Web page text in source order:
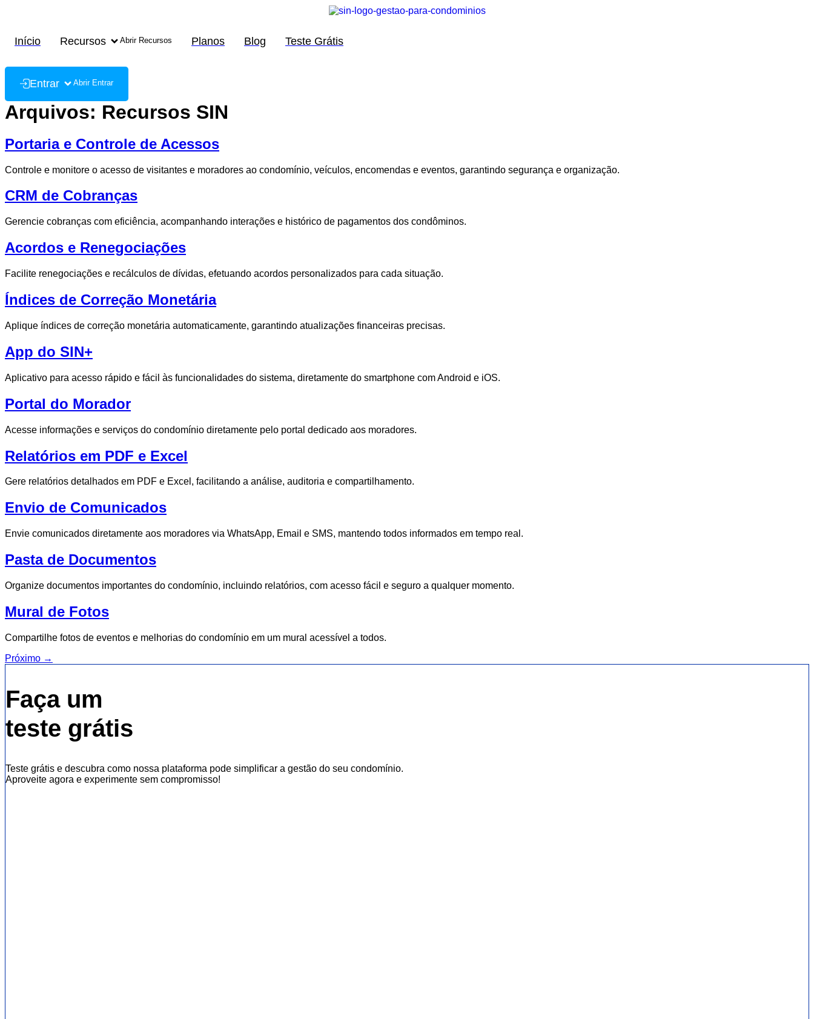
conteúdo
Início Recursos Abrir Recursos Planos Blog Teste Grátis
Entrar Abrir Entrar
Arquivos: Recursos SIN
Portaria e Controle de Acessos
Controle e monitore o acesso de visitantes e moradores ao condomínio, veículos, encomendas e eventos, garantindo segurança e organização.
CRM de Cobranças
Gerencie cobranças com eficiência, acompanhando interações e histórico de pagamentos dos condôminos.
Acordos e Renegociações
Facilite renegociações e recálculos de dívidas, efetuando acordos personalizados para cada situação.
Índices de Correção Monetária
Aplique índices de correção monetária automaticamente, garantindo atualizações financeiras precisas.
App do SIN+
Aplicativo para acesso rápido e fácil às funcionalidades do sistema, diretamente do smartphone com Android e iOS.
Portal do Morador
Acesse informações e serviços do condomínio diretamente pelo portal dedicado aos moradores.
Relatórios em PDF e Excel
Gere relatórios detalhados em PDF e Excel, facilitando a análise, auditoria e compartilhamento.
Envio de Comunicados
Envie comunicados diretamente aos moradores via WhatsApp, Email e SMS, mantendo todos informados em tempo real.
Pasta de Documentos
Organize documentos importantes do condomínio, incluindo relatórios, com acesso fácil e seguro a qualquer momento.
Mural de Fotos
Compartilhe fotos de eventos e melhorias do condomínio em um mural acessível a todos.
Próximo →
Faça um
teste grátis
Teste grátis e descubra como nossa plataforma pode simplificar a gestão do seu condomínio.
Aproveite agora e experimente sem compromisso!